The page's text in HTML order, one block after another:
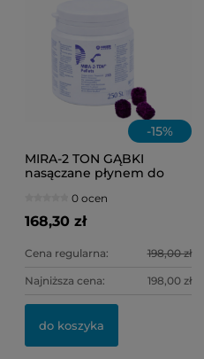
-15%
MIRA-2 TON GĄBKI
nasączane płynem do
0 ocen
168,30 zł
Cena regularna: 198,00 zł
Najniższa cena: 198,00 zł
do koszyka